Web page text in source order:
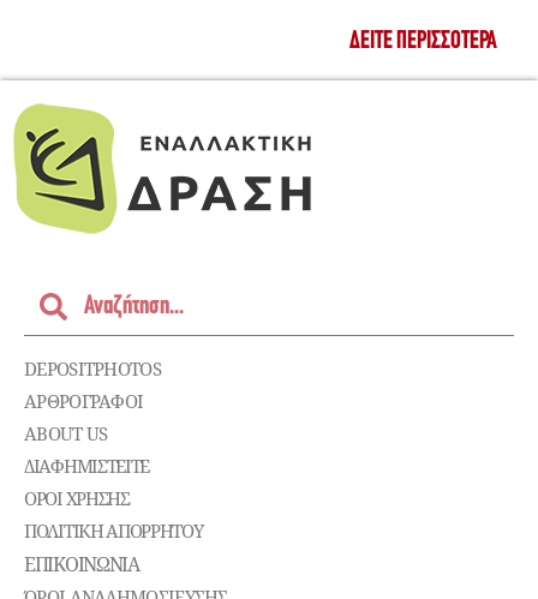
ΔΕΊΤΕ ΠΕΡΙΣΣΌΤΕΡΑ
DEPOSITPHOTOS
ΑΡΘΡΟΓΡΑΦΟΙ
ABOUT US
ΔΙΑΦΗΜΙΣΤΕΊΤΕ
ΌΡΟΙ ΧΡΉΣΗΣ
ΠΟΛΙΤΙΚΉ ΑΠΟΡΡΉΤΟΥ
ΕΠΙΚΟΙΝΩΝΊΑ